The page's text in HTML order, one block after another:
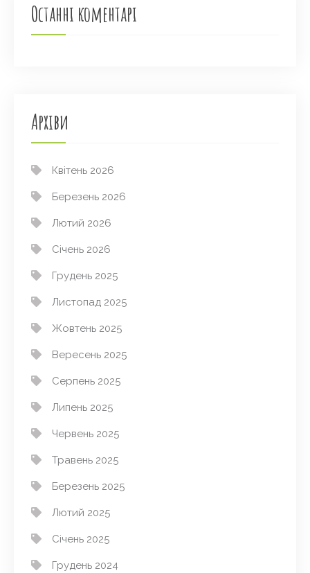
Останні коментарі
Архіви
Квітень 2026
Березень 2026
Лютий 2026
Січень 2026
Грудень 2025
Листопад 2025
Жовтень 2025
Вересень 2025
Серпень 2025
Липень 2025
Червень 2025
Травень 2025
Березень 2025
Лютий 2025
Січень 2025
Грудень 2024